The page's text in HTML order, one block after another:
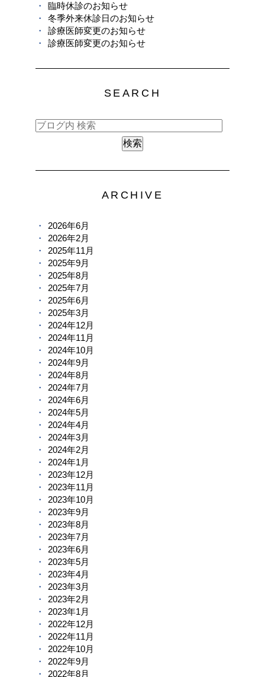
臨時休診のお知らせ
冬季外来休診日のお知らせ
診療医師変更のお知らせ
診療医師変更のお知らせ
SEARCH
ARCHIVE
2026年6月
2026年2月
2025年11月
2025年9月
2025年8月
2025年7月
2025年6月
2025年3月
2024年12月
2024年11月
2024年10月
2024年9月
2024年8月
2024年7月
2024年6月
2024年5月
2024年4月
2024年3月
2024年2月
2024年1月
2023年12月
2023年11月
2023年10月
2023年9月
2023年8月
2023年7月
2023年6月
2023年5月
2023年4月
2023年3月
2023年2月
2023年1月
2022年12月
2022年11月
2022年10月
2022年9月
2022年8月